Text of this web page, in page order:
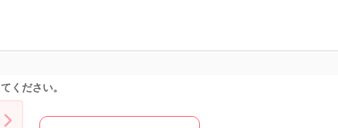
ください。